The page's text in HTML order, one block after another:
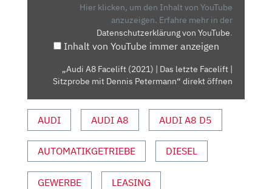
FACELIFT
SITZPROBE
DENNIS
PETERMANN“
YOUTUBE
ANZEIGEN
Hier klicken, um den Inhalt von YouTube
anzuzeigen. Erfahre mehr in der
Datenschutzerklärung von YouTube.
Inhalt von YouTube immer anzeigen
„Audi A8 Facelift (2021) | Das letzte Facelift |
Sitzprobe mit Dennis Petermann“ direkt öffnen
AUDI AUDI A8 AUDI A8 D5
AUTOMATIKGETRIEBE DIESEL
GEWERBE LEASING